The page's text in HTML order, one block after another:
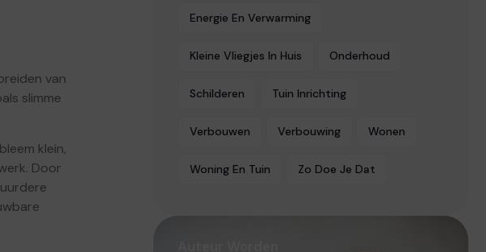
van
slimme
klein,
Door
Energie En Verwarming
Kleine Vliegjes In Huis Onderhoud
Schilderen Tuin Inrichting
Verbouwen Verbouwing Wonen
Woning En Tuin Zo Doe Je Dat